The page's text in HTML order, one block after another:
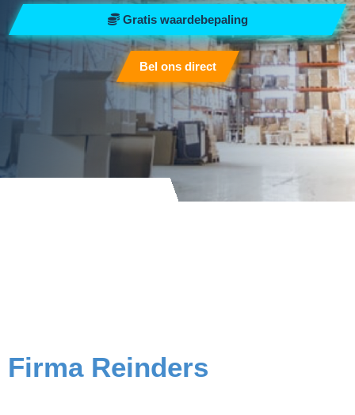
Gratis waardebepaling
Bel ons direct
Firma Reinders